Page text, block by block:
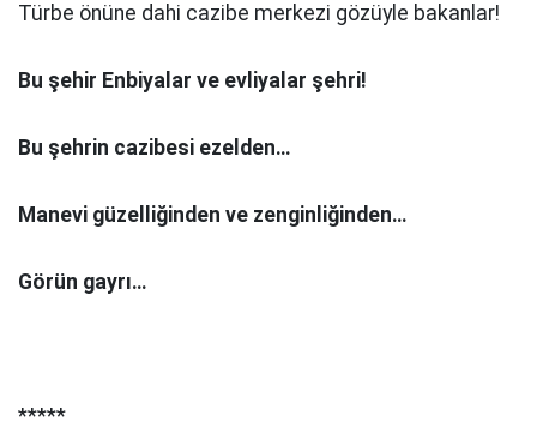
Türbe önüne dahi cazibe merkezi gözüyle bakanlar!
Bu şehir Enbiyalar ve evliyalar şehri!
Bu şehrin cazibesi ezelden…
Manevi güzelliğinden ve zenginliğinden…
Görün gayrı…
*****